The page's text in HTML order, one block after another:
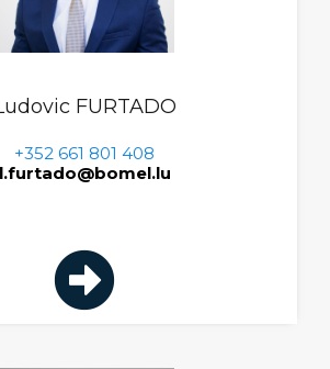
FURTADO
+352 661 801 408
l.furtado@bomel.lu